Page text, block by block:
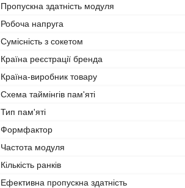
Пропускна здатність модуля
Робоча напруга
Сумісність з сокетом
Країна реєстрації бренда
Країна-виробник товару
Схема таймінгів пам'яті
Тип пам'яті
Формфактор
Частота модуля
Кількість ранків
Ефективна пропускна здатність